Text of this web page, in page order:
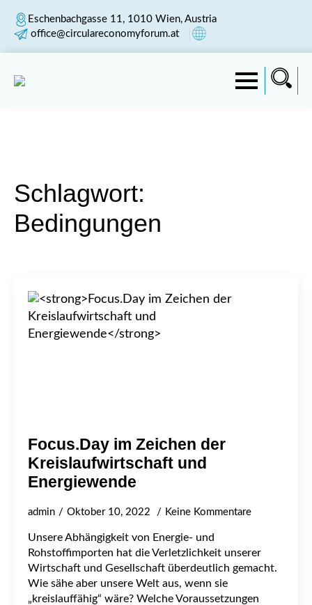
Eschenbachgasse 11, 1010 Wien, Austria
office@circulareconomyforum.at
Schlagwort:
Bedingungen
Focus.Day im Zeichen der
Kreislaufwirtschaft und
Energiewende
admin Oktober 10, 2022 Keine Kommentare
Unsere Abhängigkeit von Energie- und
Rohstoffimporten hat die Verletzlichkeit unserer
Wirtschaft und Gesellschaft überdeutlich gemacht.
Wie sähe aber unsere Welt aus, wenn sie
„kreislauffähig“ wäre? Welche Voraussetzungen